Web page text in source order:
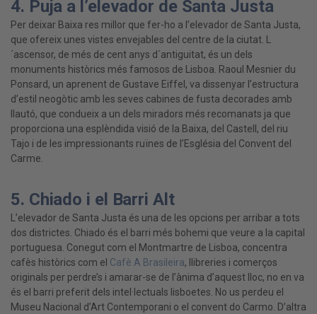
4. Puja a l’elevador de Santa Justa
Per deixar Baixa res millor que fer-ho a l’elevador de Santa Justa,
que ofereix unes vistes envejables del centre de la ciutat. L
´ascensor, de més de cent anys d´antiguitat, és un dels
monuments històrics més famosos de Lisboa. Raoul Mesnier du
Ponsard, un aprenent de Gustave Eiffel, va dissenyar l’estructura
d’estil neogòtic amb les seves cabines de fusta decorades amb
llautó, que condueix a un dels miradors més recomanats ja que
proporciona una esplèndida visió de la Baixa, del Castell, del riu
Tajo i de les impressionants ruïnes de l’Església del Convent del
Carme.
5. Chiado i el Barri Alt
L’elevador de Santa Justa és una de les opcions per arribar a tots
dos districtes. Chiado és el barri més bohemi que veure a la capital
portuguesa. Conegut com el Montmartre de Lisboa, concentra
cafès històrics com el Cafè A Brasileira, llibreries i comerços
originals per perdre’s i amarar-se de l’ànima d’aquest lloc, no en va
és el barri preferit dels intel·lectuals lisboetes. No us perdeu el
Museu Nacional d’Art Contemporani o el convent do Carmo. D’altra